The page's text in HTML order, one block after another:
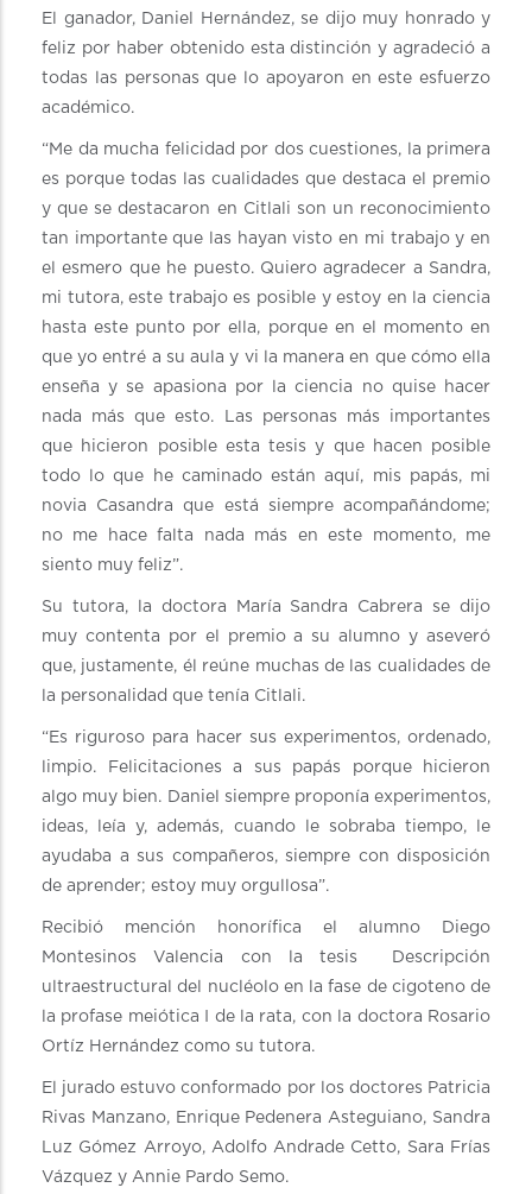
El ganador, Daniel Hernández, se dijo muy honrado y
feliz por haber obtenido esta distinción y agradeció a
todas las personas que lo apoyaron en este esfuerzo
académico.
“Me da mucha felicidad por dos cuestiones, la primera
es porque todas las cualidades que destaca el premio
y que se destacaron en Citlali son un reconocimiento
tan importante que las hayan visto en mi trabajo y en
el esmero que he puesto. Quiero agradecer a Sandra,
mi tutora, este trabajo es posible y estoy en la ciencia
hasta este punto por ella, porque en el momento en
que yo entré a su aula y vi la manera en que cómo ella
enseña y se apasiona por la ciencia no quise hacer
nada más que esto. Las personas más importantes
que hicieron posible esta tesis y que hacen posible
todo lo que he caminado están aquí, mis papás, mi
novia Casandra que está siempre acompañándome;
no me hace falta nada más en este momento, me
siento muy feliz”.
Su tutora, la doctora María Sandra Cabrera se dijo
muy contenta por el premio a su alumno y aseveró
que, justamente, él reúne muchas de las cualidades de
la personalidad que tenía Citlali.
“Es riguroso para hacer sus experimentos, ordenado,
limpio. Felicitaciones a sus papás porque hicieron
algo muy bien. Daniel siempre proponía experimentos,
ideas, leía y, además, cuando le sobraba tiempo, le
ayudaba a sus compañeros, siempre con disposición
de aprender; estoy muy orgullosa”.
Recibió mención honorífica el alumno Diego
Montesinos Valencia con la tesis Descripción
ultraestructural del nucléolo en la fase de cigoteno de
la profase meiótica I de la rata, con la doctora Rosario
Ortíz Hernández como su tutora.
El jurado estuvo conformado por los doctores Patricia
Rivas Manzano, Enrique Pedenera Asteguiano, Sandra
Luz Gómez Arroyo, Adolfo Andrade Cetto, Sara Frías
Vázquez y Annie Pardo Semo.